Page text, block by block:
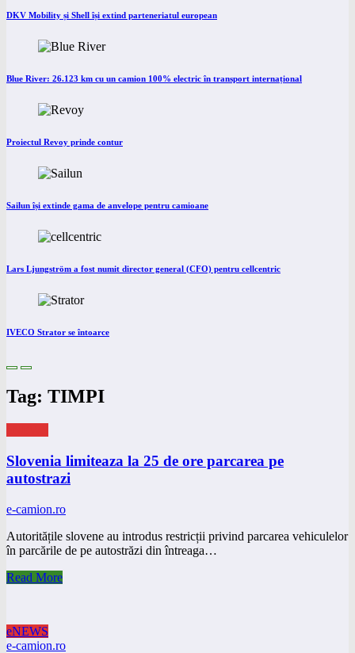
DKV Mobility și Shell își extind parteneriatul european
Blue River: 26.123 km cu un camion 100% electric în transport internațional
Proiectul Revoy prinde contur
Sailun își extinde gama de anvelope pentru camioane
Lars Ljungström a fost numit director general (CFO) pentru cellcentric
IVECO Strator se întoarce
Tag: TIMPI
Slovenia limiteaza la 25 de ore parcarea pe
autostrazi
e-camion.ro
Autoritățile slovene au introdus restricții privind parcarea vehiculelor
în parcările de pe autostrăzi din întreaga…
Read More
eNEWS
e-camion.ro